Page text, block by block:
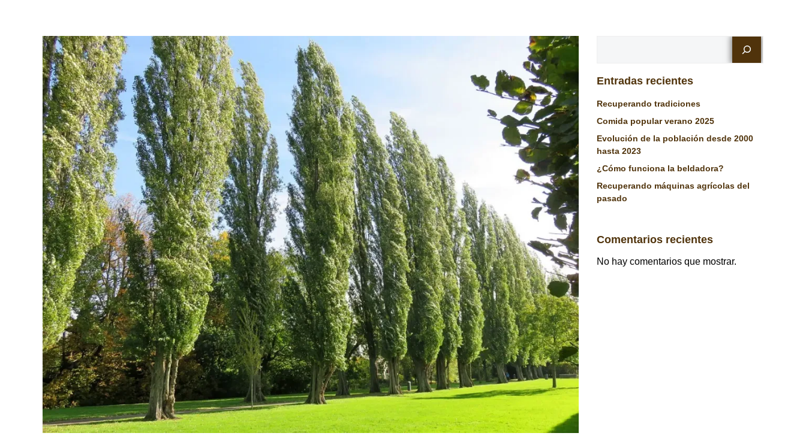
Entradas recientes
Recuperando tradiciones
Comida popular verano 2025
Evolución de la población desde 2000
hasta 2023
¿Cómo funciona la beldadora?
Recuperando máquinas agrícolas del
pasado
Comentarios recientes
No hay comentarios que mostrar.